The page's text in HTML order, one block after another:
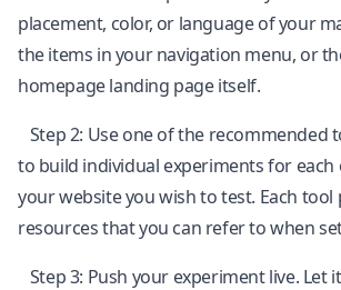
placement, color, or language of your
the items in your navigation menu, or
homepage landing page itself.
Step 2: Use one of the recommended
to build individual experiments for each
your website you wish to test. Each
resources that you can refer to when
Step 3: Push your experiment live. Let